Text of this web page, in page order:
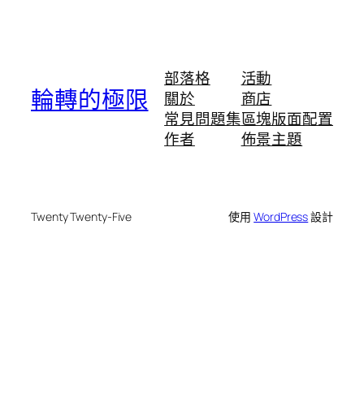
輪轉的極限
部落格
關於
常見問題集
作者
活動
商店
區塊版面配置
佈景主題
Twenty Twenty-Five 使用WordPress設計